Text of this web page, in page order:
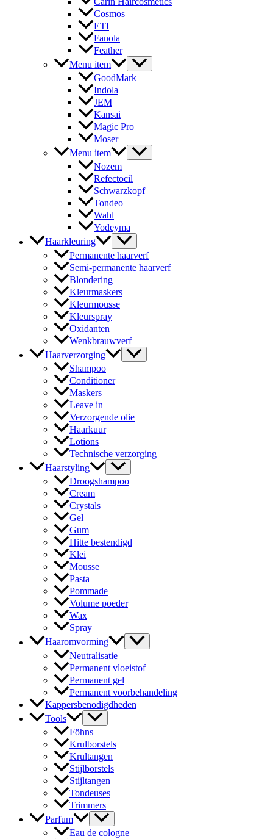
Cosmos
ETI
Fanola
Feather
Menu item
GoodMark
Indola
JEM
Kansai
Magic Pro
Moser
Menu item
Nozem
Refectocil
Schwarzkopf
Tondeo
Wahl
Yodeyma
Haarkleuring
Permanente haarverf
Semi-permanente haarverf
Blondering
Kleurmaskers
Kleurmousse
Kleurspray
Oxidanten
Wenkbrauwverf
Haarverzorging
Shampoo
Conditioner
Maskers
Leave in
Verzorgende olie
Haarkuur
Lotions
Technische verzorging
Haarstyling
Droogshampoo
Cream
Crystals
Gel
Gum
Hitte bestendigd
Klei
Mousse
Pasta
Pommade
Volume poeder
Wax
Spray
Haaromvorming
Neutralisatie
Permanent vloeistof
Permanent gel
Permanent voorbehandeling
Kappersbenodigdheden
Tools
Föhns
Krulborstels
Krultangen
Stijlborstels
Stijltangen
Tondeuses
Trimmers
Parfum
Eau de cologne